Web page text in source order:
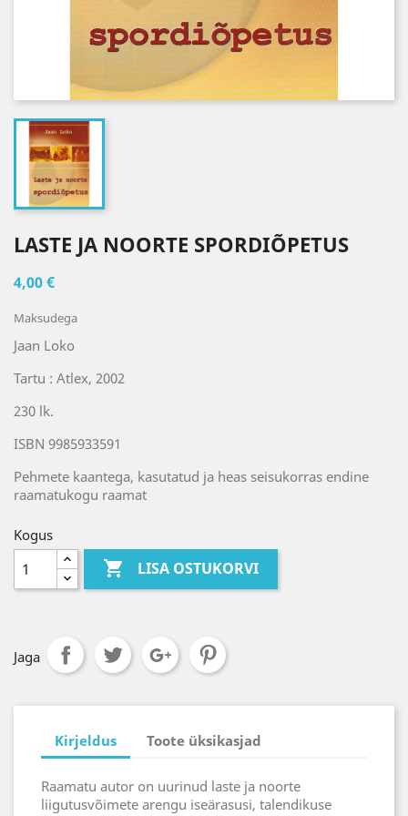
LASTE JA NOORTE SPORDIÕPETUS
4,00 €
Maksudega
Jaan Loko
Tartu : Atlex, 2002
230 lk.
ISBN 9985933591
Pehmete kaantega, kasutatud ja heas seisukorras endine
raamatukogu raamat
Kogus
 LISA OSTUKORVI
Jaga
Kirjeldus Toote üksikasjad
Raamatu autor on uurinud laste ja noorte
liigutusvõimete arengu iseärasusi, talendikuse